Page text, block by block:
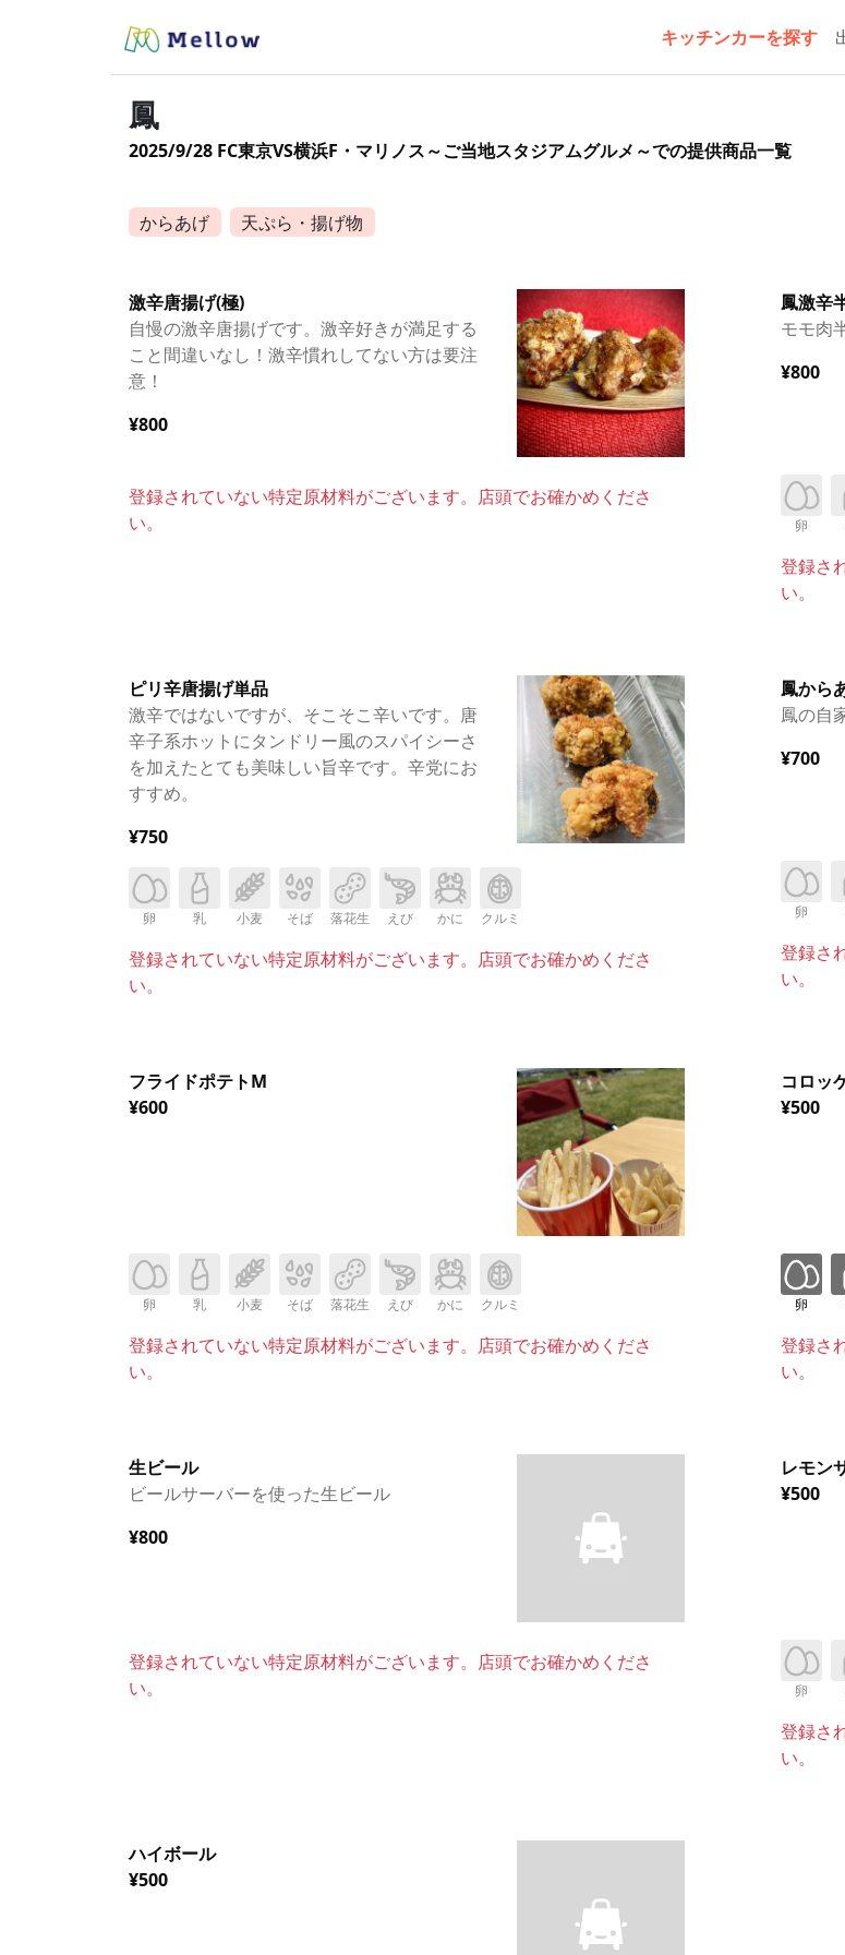
キッチンカーを探す
鳳
2025/9/28 FC東京VS横浜F・マリノス～ご当地スタジアムグルメ～での提供商品一覧
からあげ 天ぷら・揚げ物
激辛唐揚げ(極)
自慢の激辛唐揚げです。激辛好きが満足する
こと間違いなし！激辛慣れしてない方は要注
意！
¥800
登録されていない特定原材料がございます。店頭でお確かめくださ
い。
鳳激辛
モモ肉
¥800
卵
登録さ
い。
ピリ辛唐揚げ単品
激辛ではないですが、そこそこ辛いです。唐
辛子系ホットにタンドリー風のスパイシーさ
を加えたとても美味しい旨辛です。辛党にお
すすめ。
¥750
卵 乳 小麦 そば 落花生 えび かに クルミ
登録されていない特定原材料がございます。店頭でお確かめくださ
い。
鳳から
鳳の自
¥700
卵
登録さ
い。
フライドポテトM
¥600
卵 乳 小麦 そば 落花生 えび かに クルミ
登録されていない特定原材料がございます。店頭でお確かめくださ
い。
コロッ
¥500
卵
登録さ
い。
生ビール
ビールサーバーを使った生ビール
¥800
登録されていない特定原材料がございます。店頭でお確かめくださ
い。
レモン
¥500
卵
登録さ
い。
ハイボール
¥500